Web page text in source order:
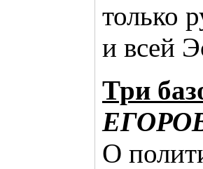
только
и всей
Три
О